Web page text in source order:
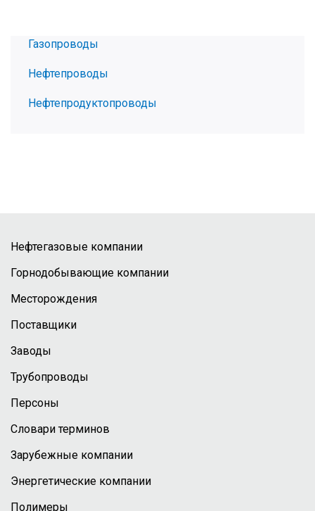
Газопроводы
Нефтепроводы
Нефтепродуктопроводы
Нефтегазовые компании
Горнодобывающие компании
Месторождения
Поставщики
Заводы
Трубопроводы
Персоны
Словари терминов
Зарубежные компании
Энергетические компании
Полимеры